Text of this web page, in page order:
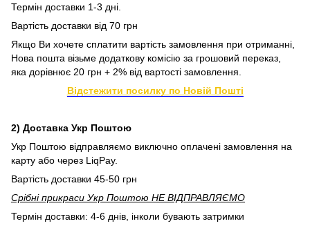
Термін доставки 1-3 дні.
Вартість доставки від 70 грн
Якщо Ви хочете сплатити вартість замовлення при отриманні,
Нова пошта візьме додаткову комісію за грошовий переказ,
яка дорівнює 20 грн + 2% від вартості замовлення.
Відстежити посилку по Новій Пошті
2) Доставка Укр Поштою
Укр Поштою відправляємо виключно оплачені замовлення на
карту або через LiqPay.
Вартість доставки 45-50 грн
Срібні прикраси Укр Поштою НЕ ВІДПРАВЛЯЄМО
Термін доставки: 4-6 днів, інколи бувають затримки